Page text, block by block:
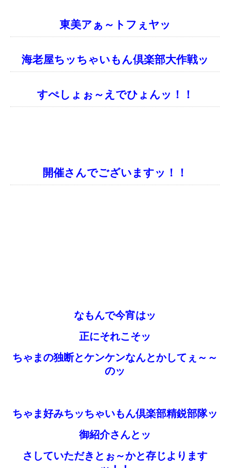
東美アぁ～トフぇヤッ
海老屋ちッちゃいもん倶楽部大作戦ッ
すぺしょぉ～えでひょんッ！！
開催さんでございますッ！！
なもんで今宵はッ
正にそれこそッ
ちゃまの独断とケンケンなんとかしてぇ～～
のッ
ちゃま好みちッちゃいもん倶楽部精鋭部隊ッ
御紹介さんとッ
さしていただきとぉ～かと存じよります